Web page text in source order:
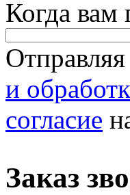
Когда вам
и
согласие
Заказ